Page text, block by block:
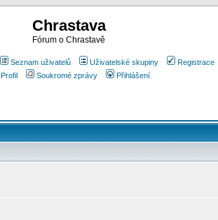
Chrastava
Fórum o Chrastavě
Seznam uživatelů Uživatelské skupiny
Registrace
Profil
Soukromé zprávy Přihlášení